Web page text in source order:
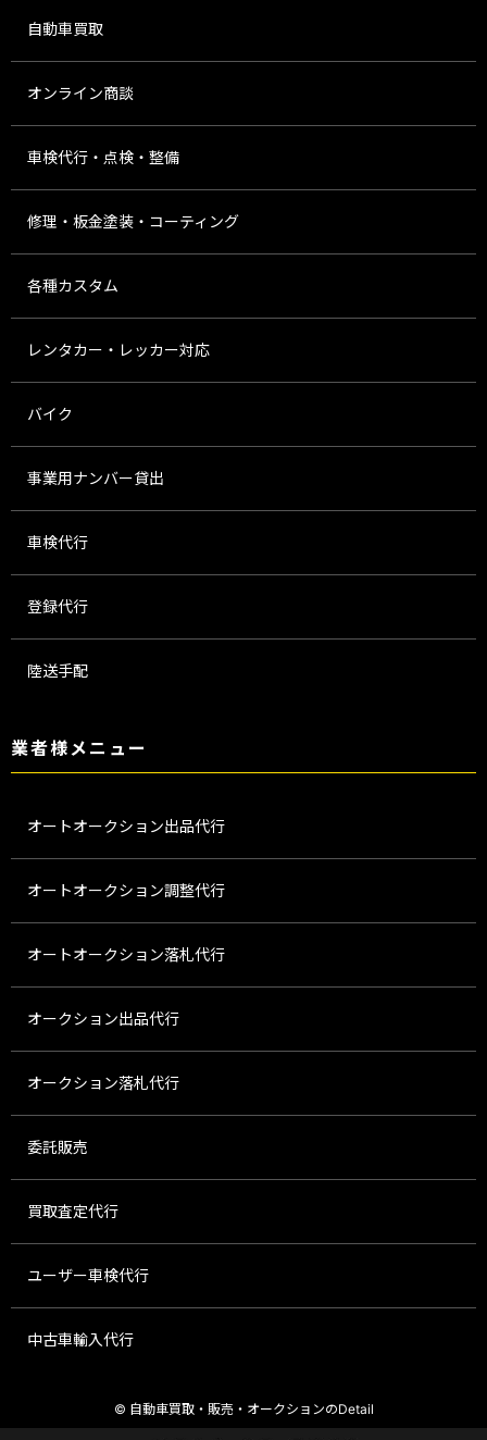
自動車買取
オンライン商談
車検代行・点検・整備
修理・板金塗装・コーティング
各種カスタム
レンタカー・レッカー対応
バイク
事業用ナンバー貸出
車検代行
登録代行
陸送手配
業者様メニュー
オートオークション出品代行
オートオークション調整代行
オートオークション落札代行
オークション出品代行
オークション落札代行
委託販売
買取査定代行
ユーザー車検代行
中古車輸入代行
© 自動車買取・販売・オークションのDetail